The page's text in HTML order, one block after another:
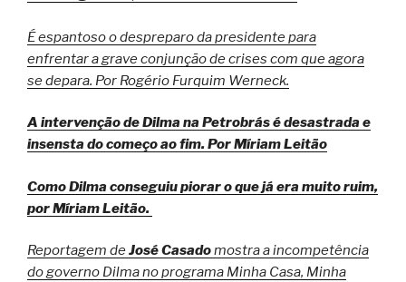
É espantoso o despreparo da presidente para
enfrentar a grave conjunção de crises com que agora
se depara. Por Rogério Furquim Werneck.
A intervenção de Dilma na Petrobrás é desastrada e
insensta do começo ao fim. Por Míriam Leitão
Como Dilma conseguiu piorar o que já era muito ruim,
porMíriam Leitão.
Reportagem deJosé Casadomostra a incompetência
do governo Dilma no programa Minha Casa, Minha